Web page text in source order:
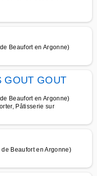
Beaufort en Argonne)
GOUT GOUT
Beaufort en Argonne)
Pâtisserie sur
Beaufort en Argonne)